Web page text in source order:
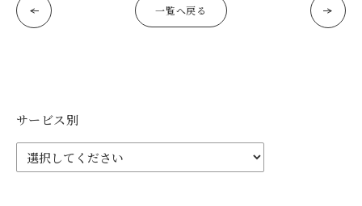
一覧へ戻る
サービス別